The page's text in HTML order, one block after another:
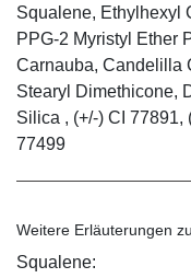
Squalene, Ethylhexyl
PPG-2 Myristyl Ether
Carnauba, Candelilla
Stearyl Dimethicone,
Silica , (+/-) CI 77891,
77499
Weitere Erläuterungen
Squalene: